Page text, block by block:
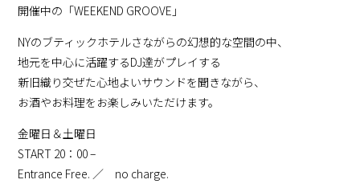
開催中の「WEEKEND GROOVE」
NYのブティックホテルさながらの幻想的な空間の中、
地元を中心に活躍するDJ達がプレイする
新旧織り交ぜた心地よいサウンドを聞きながら、
お酒やお料理をお楽しみいただけます。
金曜日＆土曜日
START 20：00 –
Entrance Free. ／ no charge.